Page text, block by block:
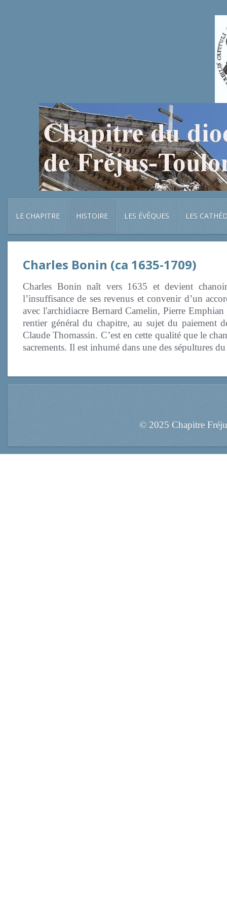
LE CHAPITRE HISTOIRE LES ÉVÊQUES LES
Charles Bonin (ca 1635-1709)
Charles Bonin naît vers 1635 et devient
l’insuffisance de ses revenus et convenir d’un
avec l'archidiacre Bernard Camelin, Pierre
rentier général du chapitre, au sujet du paiement
Claude Thomassin. C’est en cette qualité que le
sacrements. Il est inhumé dans une des sépultures
© 2025 Chapitre